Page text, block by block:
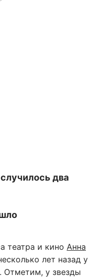
два
театра и кино Анна
лет назад у
Отметим, у звезды